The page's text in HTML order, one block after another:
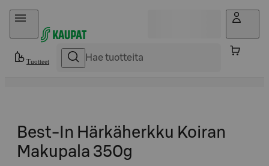
Hyppää sisältöön
Tuotteet
Best-In Härkäherkku Koiran
Makupala 350g